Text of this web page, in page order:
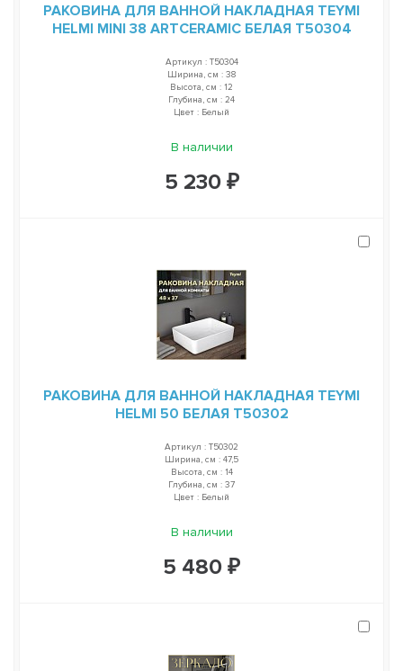
РАКОВИНА ДЛЯ ВАННОЙ НАКЛАДНАЯ TEYMI
HELMI MINI 38 ARTCERAMIC БЕЛАЯ T50304
Артикул : T50304
Ширина, см : 38
Высота, см : 12
Глубина, см : 24
Цвет : Белый
В наличии
5 230 ₽
РАКОВИНА ДЛЯ ВАННОЙ НАКЛАДНАЯ TEYMI
HELMI 50 БЕЛАЯ T50302
Артикул : T50302
Ширина, см : 47,5
Высота, см : 14
Глубина, см : 37
Цвет : Белый
В наличии
5 480 ₽